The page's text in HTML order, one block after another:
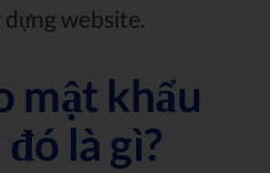
dựng website.
mật khẩu
là gì?